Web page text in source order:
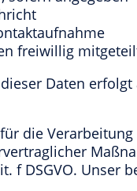
freiwillig
Daten
die
f DSGVO. Unser